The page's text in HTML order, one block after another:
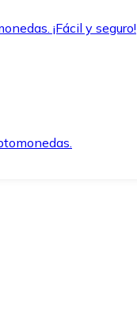
¡Fácil y seguro!